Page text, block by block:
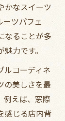
かなスイーツ
ツパフェ
なることが多
力です。
ルコーディネ
の美しさを最
例えば、窓際
感じる店内背